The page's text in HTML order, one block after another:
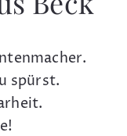
spürst.